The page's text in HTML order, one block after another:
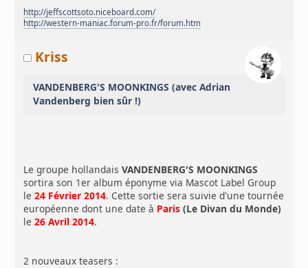
http://jeffscottsoto.niceboard.com/
http://western-maniac.forum-pro.fr/forum.htm
Kriss
VANDENBERG'S MOONKINGS (avec Adrian
Vandenberg bien sûr !)
Le groupe hollandaisVANDENBERG'S MOONKINGS
sortira son 1er album éponyme via Mascot Label Group
le24 Février 2014. Cette sortie sera suivie d'une tournée
européenne dont une date à Paris (Le Divan du Monde)
le26 Avril 2014.
2 nouveaux teasers :